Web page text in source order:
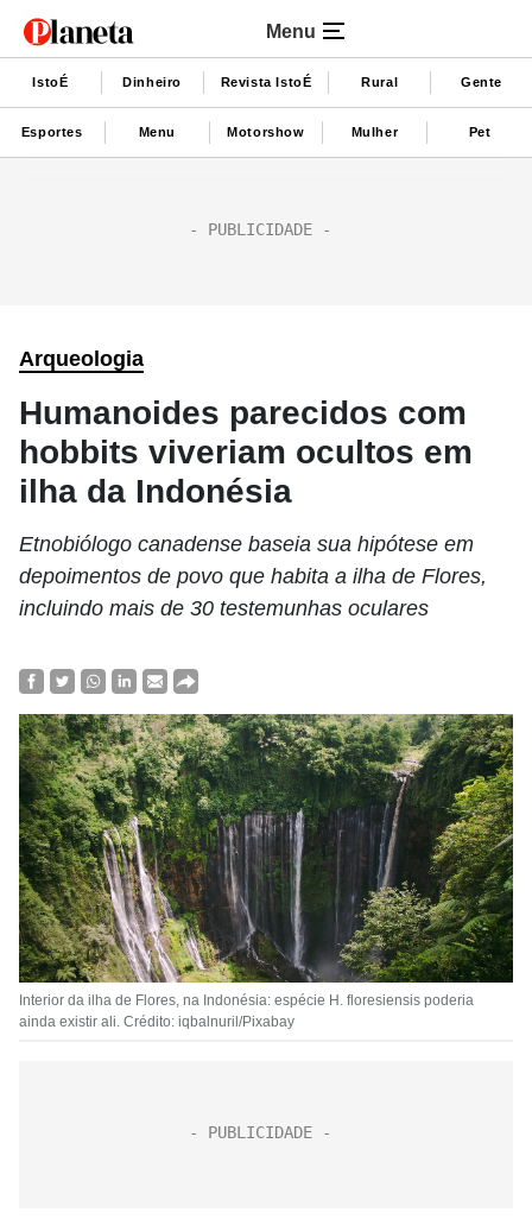
Menu
IstoÉ Dinheiro Revista IstoÉ Rural Gente
Esportes Menu Motorshow Mulher Pet
Arqueologia
Humanoides parecidos com
hobbits viveriam ocultos em
ilha da Indonésia
Etnobiólogo canadense baseia sua hipótese em
depoimentos de povo que habita a ilha de Flores,
incluindo mais de 30 testemunhas oculares
Interior da ilha de Flores, na Indonésia: espécie H. floresiensis poderia
ainda existir ali. Crédito: iqbalnuril/Pixabay